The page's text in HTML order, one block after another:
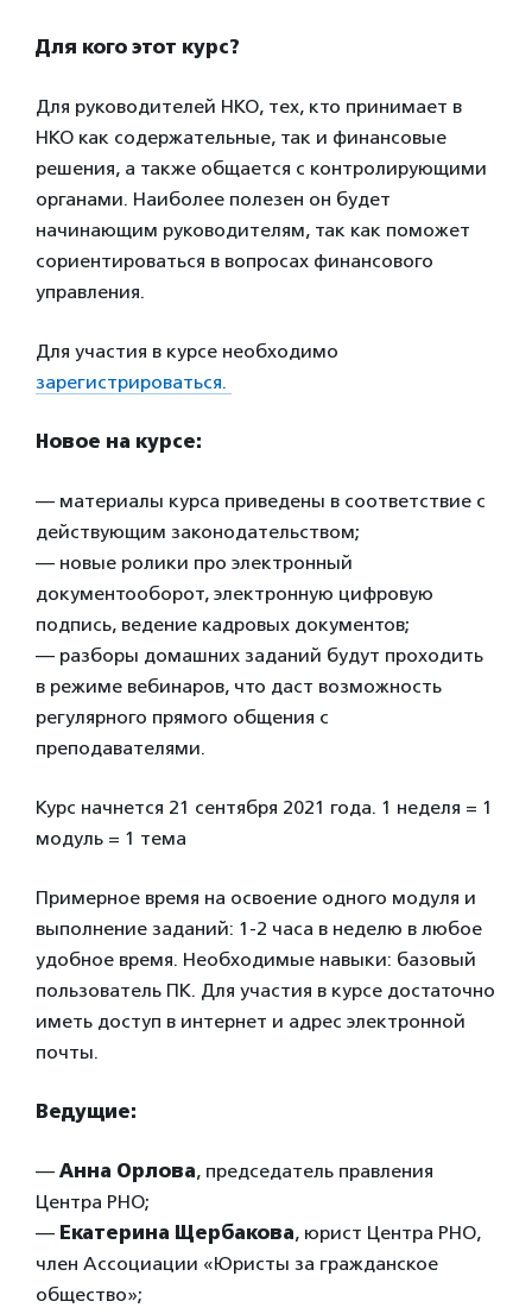
Для кого этот курс?
Для руководителей НКО, тех, кто принимает в
НКО как содержательные, так и финансовые
решения, а также общается с контролирующими
органами. Наиболее полезен он будет
начинающим руководителям, так как поможет
сориентироваться в вопросах финансового
управления.
Для участия в курсе необходимо
зарегистрироваться.
Новое на курсе:
— материалы курса приведены в соответствие с
действующим законодательством;
— новые ролики про электронный
документооборот, электронную цифровую
подпись, ведение кадровых документов;
— разборы домашних заданий будут проходить
в режиме вебинаров, что даст возможность
регулярного прямого общения с
преподавателями.
Курс начнется 21 сентября 2021 года. 1 неделя = 1
модуль = 1 тема
Примерное время на освоение одного модуля и
выполнение заданий: 1-2 часа в неделю в любое
удобное время. Необходимые навыки: базовый
пользователь ПК. Для участия в курсе достаточно
иметь доступ в интернет и адрес электронной
почты.
Ведущие:
— Анна Орлова, председатель правления
Центра РНО;
— Екатерина Щербакова, юрист Центра РНО,
член Ассоциации «Юристы за гражданское
общество»;